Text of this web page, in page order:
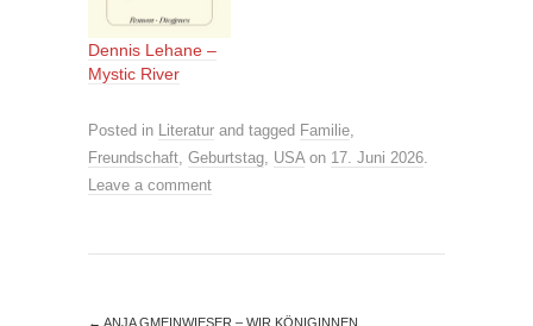
Dennis Lehane –
Mystic River
Posted in Literatur and tagged Familie,
Freundschaft, Geburtstag, USAon 17. Juni 2026.
Leave a comment
← ANJA GMEINWIESER – WIR KÖNIGINNEN